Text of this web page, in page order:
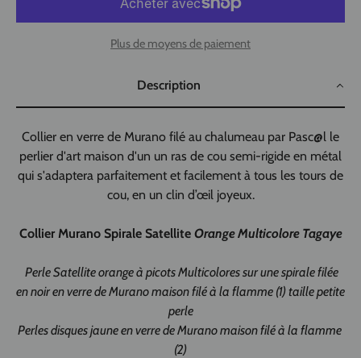
Plus de moyens de paiement
Description
Collier en verre de Murano filé au chalumeau par Pasc@l le
perlier d'art maison d'un un ras de cou semi-rigide en métal
qui s'adaptera parfaitement et facilement à tous les tours de
cou, en un clin d’œil joyeux.
Collier Murano Spirale Satellite Orange Multicolore Tagaye
Perle Satellite orange à picots Multicolores sur une spirale filée
en noir en verre de Murano maison filé à la flamme (1) taille petite
perle
Perles disques jaune en verre de Murano maison filé à la flamme
(2)